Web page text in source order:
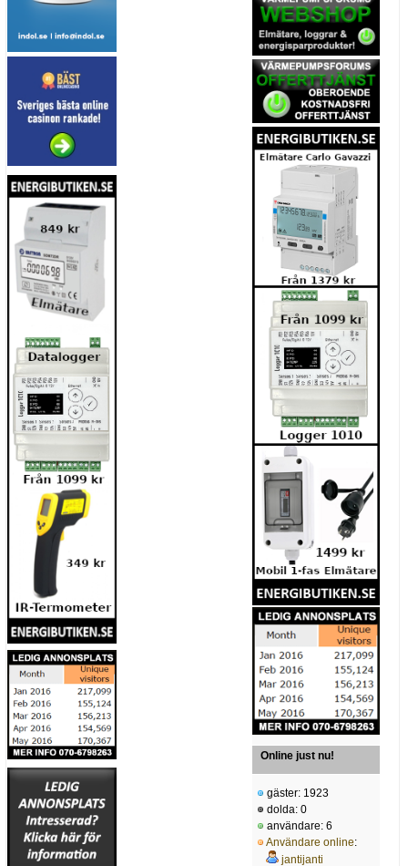
Online just nu!
gäster: 1923
dolda: 0
användare: 6
Användare online:
jantijanti